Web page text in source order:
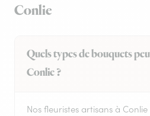
Conlie
Quels types de bouquets
Conlie ?
Nos fleuristes artisans à